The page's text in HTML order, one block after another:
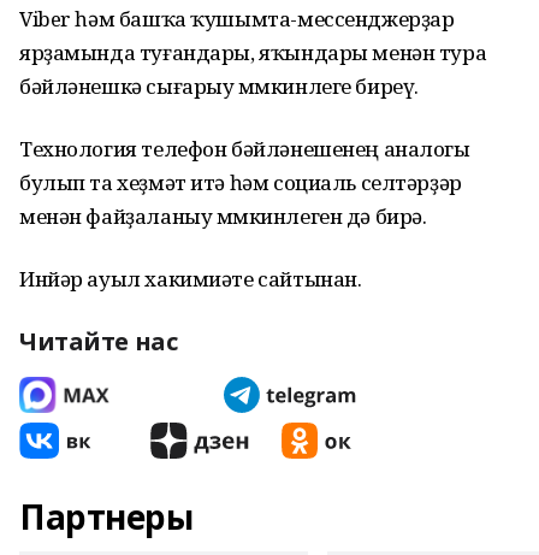
Viber һәм башҡа ҡушымта-мессенджерҙар
ярҙамында туғандары, яҡындары менән тура
бәйләнешкә сығарыу мөмкинлеге биреү.
Технология телефон бәйләнешенең аналогы
булып та хеҙмәт итә һәм социаль селтәрҙәр
менән файҙаланыу мөмкинлеген дә бирә.
Инйәр ауыл хакимиәте сайтынан.
Читайте нас
Партнеры